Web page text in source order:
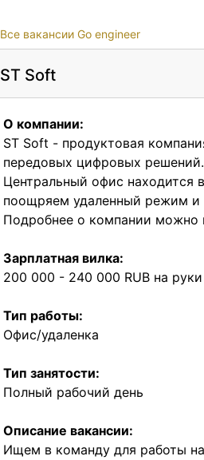
Все вакансии Go engineer
ST Soft
О компании:
ST Soft - продуктовая
передовых цифровых решений.
Центральный офис находится
поощряем удаленный режим и
Подробнее о компании можно
Зарплатная вилка:
200 000 - 240 000 RUB на руки
Тип работы:
Офис/удаленка
Тип занятости:
Полный рабочий день
Описание вакансии:
Ищем в команду для работы